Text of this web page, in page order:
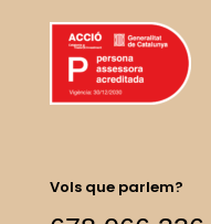
Vols que parlem?